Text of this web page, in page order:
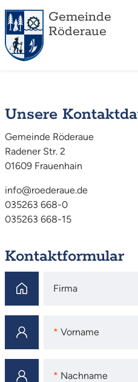
Gemeinde
Röderaue
Unsere
Gemeinde Röderaue
Radener Str. 2
01609 Frauenhain
info@roederaue.de
035263 668-0
035263 668-15
Kontaktformular
Firma Firma
Vorname Vorname
Nachname Nachname